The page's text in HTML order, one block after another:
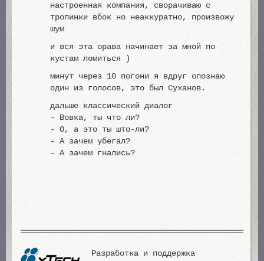
настроенная компания, сворачиваю с
тропинки вбок но неаккуратно, произвожу
шум
и вся эта орава начинает за мной по
кустам ломиться )
минут через 10 погони я вдруг опознаю
один из голосов, это был Суханов.
дальше классический диалог
- Вовка, ты что ли?
- О, а это ты што-ли?
- А зачем убегал?
- А зачем гнались?
Разработка и поддержка